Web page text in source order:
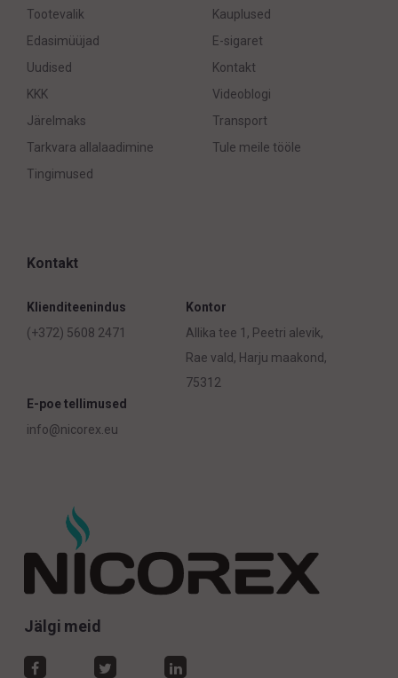
Tootevalik
Kauplused
Edasimüüjad
E-sigaret
Uudised
Kontakt
KKK
Videoblogi
Järelmaks
Transport
Tarkvara allalaadimine
Tule meile tööle
Tingimused
Kontakt
Klienditeenindus
(+372) 5608 2471
Kontor
Allika tee 1, Peetri alevik,
Rae vald, Harju maakond,
75312
E-poe tellimused
info@nicorex.eu
Jälgi meid